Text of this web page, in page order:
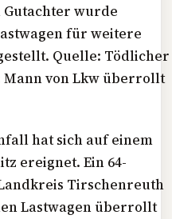
Gutachter wurde
für weitere
Quelle: Tödlicher
von Lkw überrollt
hat sich auf einem
ereignet. Ein 64-
Tirschenreuth
Lastwagen überrollt